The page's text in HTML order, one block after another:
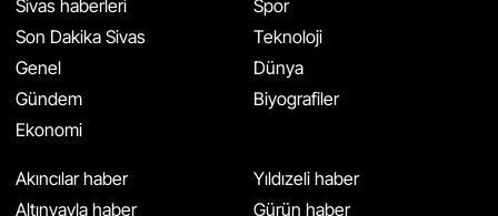
Sivas haberleri
Son Dakika Sivas
Genel
Gündem
Ekonomi
Spor
Teknoloji
Dünya
Biyografiler
Akıncılar haber
Altınyayla haber
Yıldızeli haber
Gürün haber